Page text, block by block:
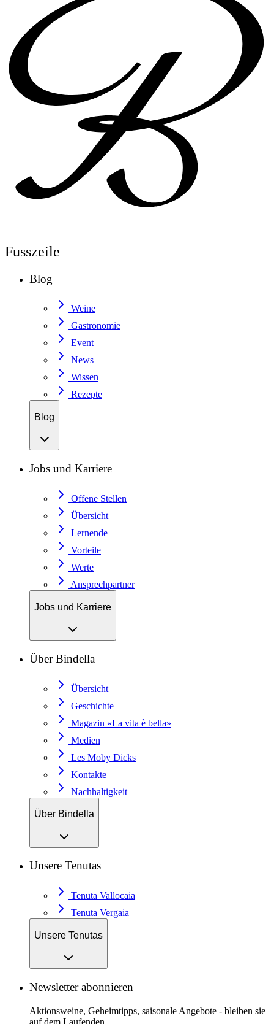
Fusszeile
Blog
Weine
Gastronomie
Event
News
Wissen
Rezepte
Blog
Jobs und Karriere
Offene Stellen
Übersicht
Lernende
Vorteile
Werte
Ansprechpartner
Jobs und Karriere
Über Bindella
Übersicht
Geschichte
Magazin «La vita è bella»
Medien
Les Moby Dicks
Kontakte
Nachhaltigkeit
Über Bindella
Unsere Tenutas
Tenuta Vallocaia
Tenuta Vergaia
Unsere Tenutas
Newsletter abonnieren
Aktionsweine, Geheimtipps, saisonale Angebote - bleiben sie
auf dem Laufenden.